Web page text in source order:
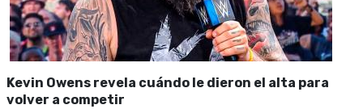
Kevin Owens revela cuándo le dieron el alta para
volver a competir